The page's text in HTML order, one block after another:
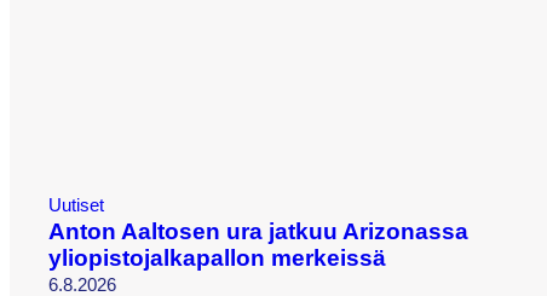
Uutiset
Anton Aaltosen ura jatkuu Arizonassa
yliopistojalkapallon merkeissä
6.8.2026